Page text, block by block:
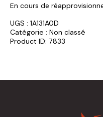
En cours de
UGS : 1A131A0D
Catégorie : Non classé
Product ID: 7833